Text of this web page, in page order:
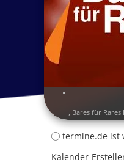
, Bares für Rares
termine.de ist
Kalender-